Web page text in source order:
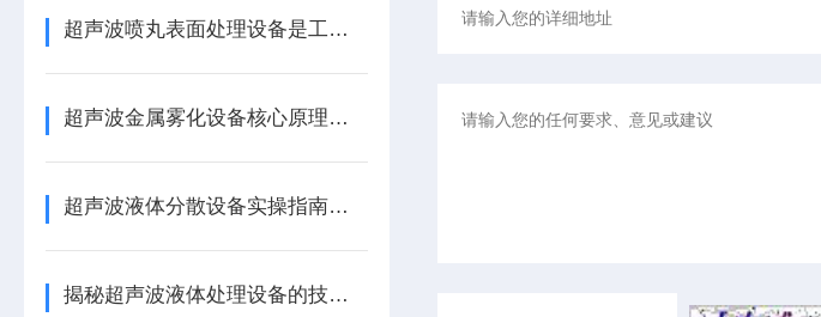
超声波喷丸表面处理设备是工艺与应用介绍
超声波金属雾化设备核心原理与应用场景
超声波液体分散设备实操指南：细节把控与工艺优化
揭秘超声波液体处理设备的技术奥秘